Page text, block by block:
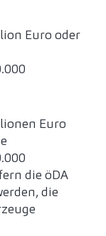
Euro oder
Euro
die öDA
die